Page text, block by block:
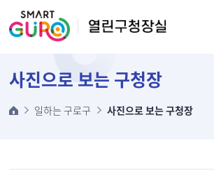
사진으로 보는 구청장
일하는 구로구 사진으로 보는 구청장